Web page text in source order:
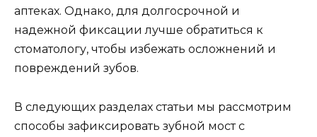
аптеках. Однако, для долгосрочной и
надежной фиксации лучше обратиться к
стоматологу, чтобы избежать осложнений и
повреждений зубов.
В следующих разделах статьи мы рассмотрим
способы зафиксировать зубной мост с